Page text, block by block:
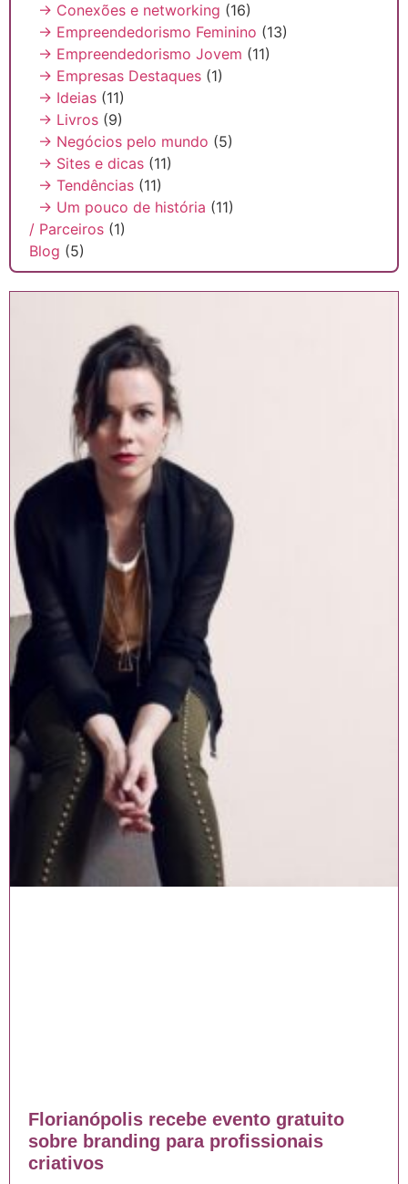
Florianópolis recebe evento gratuito
sobre branding para profissionais
criativos
→ Conexões e networking (16)
→ Empreendedorismo Feminino (13)
→ Empreendedorismo Jovem (11)
→ Empresas Destaques (1)
→ Ideias (11)
→ Livros (9)
→ Negócios pelo mundo (5)
→ Sites e dicas (11)
→ Tendências (11)
→ Um pouco de história (11)
/ Parceiros (1)
Blog (5)